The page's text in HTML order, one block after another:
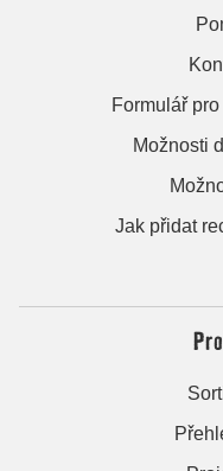
Formulář
Možnosti
Jak přidat